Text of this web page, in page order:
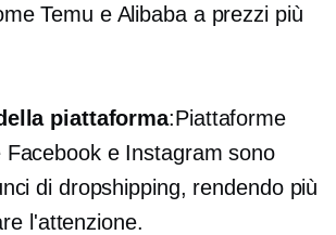
Temu e Alibaba a prezzi più
piattaforma:Piattaforme
Facebook e Instagram sono
di dropshipping, rendendo più
l'attenzione.